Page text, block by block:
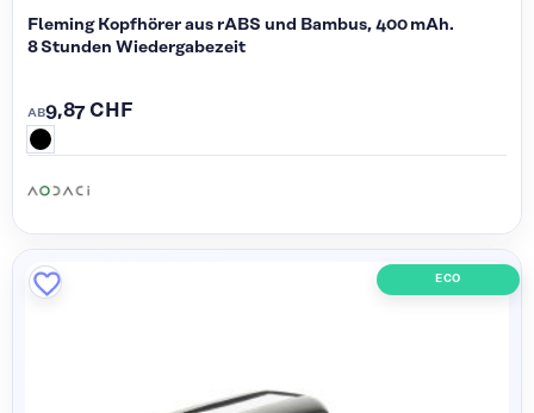
Fleming Kopfhörer aus rABS und Bambus, 400 mAh.
8 Stunden Wiedergabezeit
AB9,87 CHF
ECO